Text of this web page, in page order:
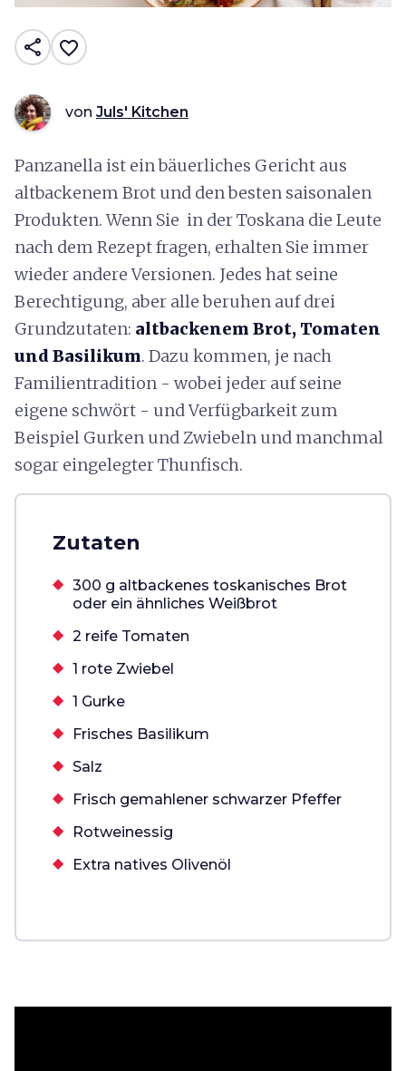
share favorite_border
von Juls' Kitchen
Panzanella ist ein bäuerliches Gericht aus
altbackenem Brot und den besten saisonalen
Produkten. Wenn Sie in der Toskana die Leute
nach dem Rezept fragen, erhalten Sie immer
wieder andere Versionen. Jedes hat seine
Berechtigung, aber alle beruhen auf drei
Grundzutaten: altbackenem Brot, Tomaten
und Basilikum. Dazu kommen, je nach
Familientradition - wobei jeder auf seine
eigene schwört - und Verfügbarkeit zum
Beispiel Gurken und Zwiebeln und manchmal
sogar eingelegter Thunfisch.
Zutaten
300 g altbackenes toskanisches Brot
oder ein ähnliches Weißbrot
2 reife Tomaten
1 rote Zwiebel
1 Gurke
Frisches Basilikum
Salz
Frisch gemahlener schwarzer Pfeffer
Rotweinessig
Extra natives Olivenöl